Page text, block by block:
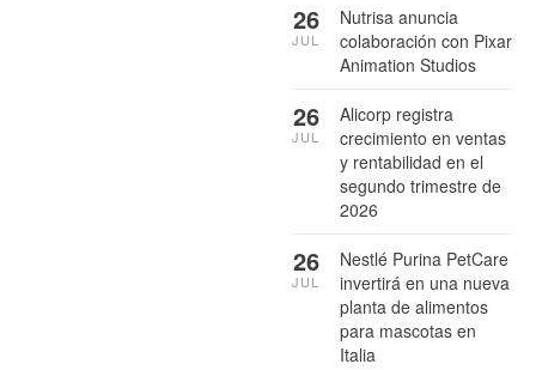
Nutrisa anuncia
colaboración con Pixar
Animation Studios
26
JUL
Alicorp registra
crecimiento en ventas
y rentabilidad en el
segundo trimestre de
2026
26
JUL
Nestlé Purina PetCare
invertirá en una nueva
planta de alimentos
para mascotas en
Italia
26
JUL